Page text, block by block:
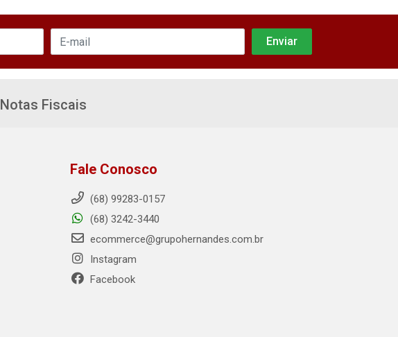
Notas Fiscais
Fale Conosco
(68) 99283-0157
(68) 3242-3440
ecommerce@grupohernandes.com.br
Instagram
Facebook